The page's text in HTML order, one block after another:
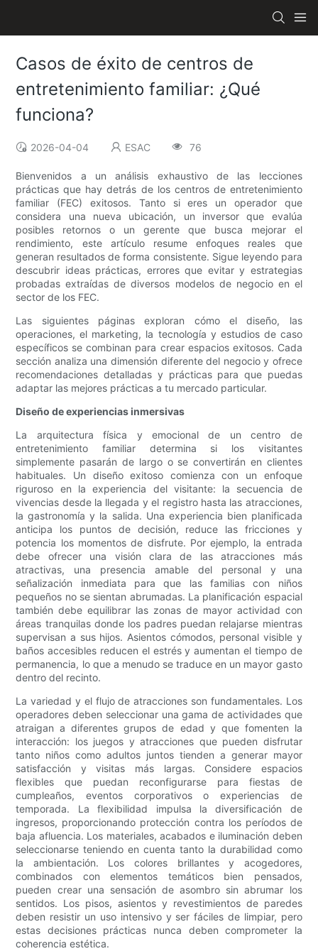
Casos de éxito de centros de
entretenimiento familiar: ¿Qué
funciona?
2026-04-04 ESAC 76
Bienvenidos a un análisis exhaustivo de las lecciones
prácticas que hay detrás de los centros de entretenimiento
familiar (FEC) exitosos. Tanto si eres un operador que
considera una nueva ubicación, un inversor que evalúa
posibles retornos o un gerente que busca mejorar el
rendimiento, este artículo resume enfoques reales que
generan resultados de forma consistente. Sigue leyendo para
descubrir ideas prácticas, errores que evitar y estrategias
probadas extraídas de diversos modelos de negocio en el
sector de los FEC.
Las siguientes páginas exploran cómo el diseño, las
operaciones, el marketing, la tecnología y estudios de caso
específicos se combinan para crear espacios exitosos. Cada
sección analiza una dimensión diferente del negocio y ofrece
recomendaciones detalladas y prácticas para que puedas
adaptar las mejores prácticas a tu mercado particular.
Diseño de experiencias inmersivas
La arquitectura física y emocional de un centro de
entretenimiento familiar determina si los visitantes
simplemente pasarán de largo o se convertirán en clientes
habituales. Un diseño exitoso comienza con un enfoque
riguroso en la experiencia del visitante: la secuencia de
vivencias desde la llegada y el registro hasta las atracciones,
la gastronomía y la salida. Una experiencia bien planificada
anticipa los puntos de decisión, reduce las fricciones y
potencia los momentos de disfrute. Por ejemplo, la entrada
debe ofrecer una visión clara de las atracciones más
atractivas, una presencia amable del personal y una
señalización inmediata para que las familias con niños
pequeños no se sientan abrumadas. La planificación espacial
también debe equilibrar las zonas de mayor actividad con
áreas tranquilas donde los padres puedan relajarse mientras
supervisan a sus hijos. Asientos cómodos, personal visible y
baños accesibles reducen el estrés y aumentan el tiempo de
permanencia, lo que a menudo se traduce en un mayor gasto
dentro del recinto.
La variedad y el flujo de atracciones son fundamentales. Los
operadores deben seleccionar una gama de actividades que
atraigan a diferentes grupos de edad y que fomenten la
interacción: los juegos y atracciones que pueden disfrutar
tanto niños como adultos juntos tienden a generar mayor
satisfacción y visitas más largas. Considere espacios
flexibles que puedan reconfigurarse para fiestas de
cumpleaños, eventos corporativos o experiencias de
temporada. La flexibilidad impulsa la diversificación de
ingresos, proporcionando protección contra los períodos de
baja afluencia. Los materiales, acabados e iluminación deben
seleccionarse teniendo en cuenta tanto la durabilidad como
la ambientación. Los colores brillantes y acogedores,
combinados con elementos temáticos bien pensados,
pueden crear una sensación de asombro sin abrumar los
sentidos. Los pisos, asientos y revestimientos de paredes
deben resistir un uso intensivo y ser fáciles de limpiar, pero
estas decisiones prácticas nunca deben comprometer la
coherencia estética.